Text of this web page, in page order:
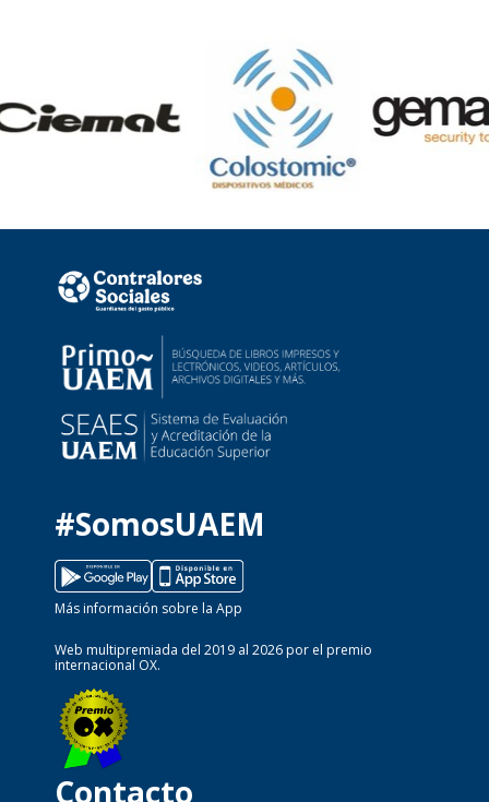
#SomosUAEM
Más información sobre la App
Web multipremiada del 2019 al 2026 por el premio
internacional OX.
Contacto